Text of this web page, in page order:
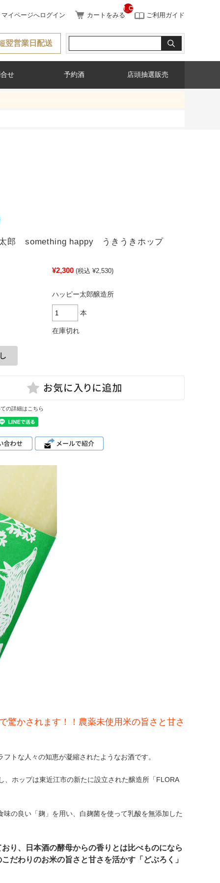
マイページへログイン カートをみる
__ITM_CNT__
ご利用ガイド
翌営業日配送
せ 予約酒 店頭抽選販売
郎 something happy うきうきホップ
¥2,300 (税込 ¥2,530)
ハッピー太郎醸造所
本
在庫切れ
の詳細はこちら
驚かされます！！農薬未使用米の旨さと甘さ
トな人々の知恵が凝縮されたようなお酒です。
、ホップは東近江市の新たに設立された醸造所「FLORA
の良い「麹」を用い、白麹菌を使って乳酸を無添加した
り、日本酒の酵母からの香りとは比べものになら
だわりのお米の旨さと甘さを活かす「どぶろく」